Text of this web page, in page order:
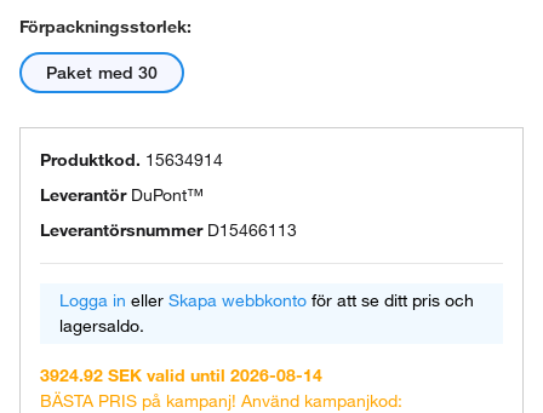
Förpackningsstorlek:
Paket med 30
Produktkod. 15634914
Leverantör DuPont™
Leverantörsnummer D15466113
Logga in eller Skapa webbkonto för att se ditt pris och
lagersaldo.
3924.92 SEK valid until 2026-08-14
BÄSTA PRIS på kampanj! Använd kampanjkod: